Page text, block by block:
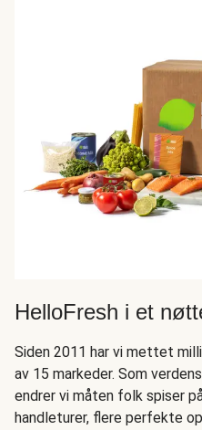
HelloFresh i et
Siden 2011 har vi mettet
av 15 markeder. Som
endrer vi måten folk spiser
handleturer, flere perfekte